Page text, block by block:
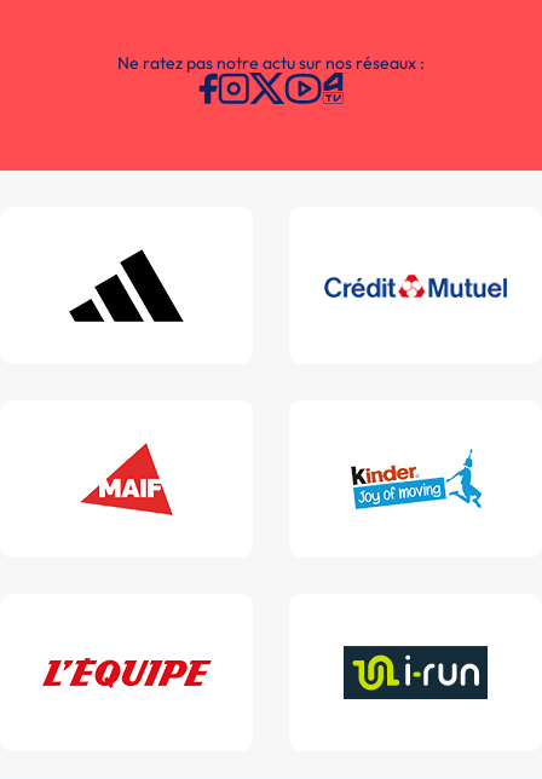
Ne ratez pas notre actu sur nos réseaux :